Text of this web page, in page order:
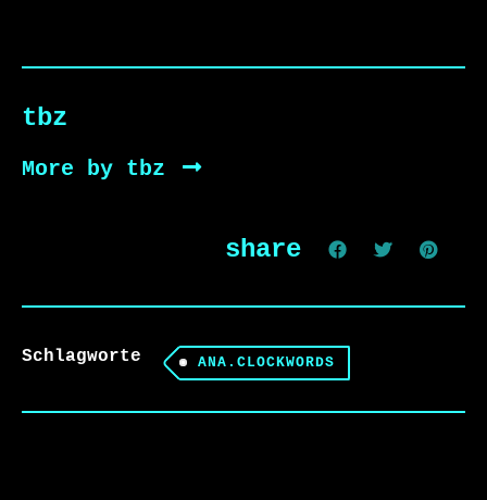
tbz
More by tbz
share
Schlagworte ANA.CLOCKWORDS